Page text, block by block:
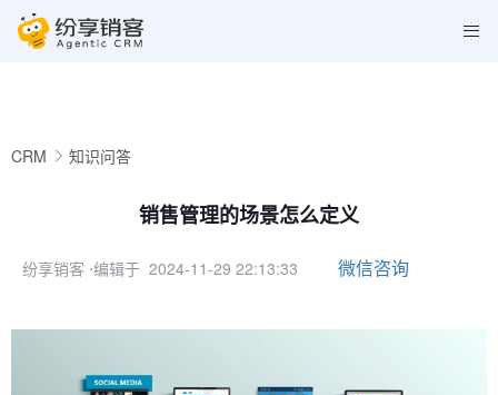
CRM 知识问答
销售管理的场景怎么定义
纷享销客 ⋅编辑于 2024-11-29 22:13:33 微信咨询